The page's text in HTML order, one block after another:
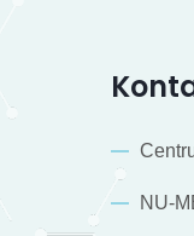
NU-